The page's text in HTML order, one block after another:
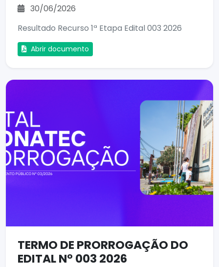
30/06/2026
Resultado Recurso 1ª Etapa Edital 003 2026
Abrir documento
TERMO DE PRORROGAÇÃO DO
EDITAL Nº 003 2026